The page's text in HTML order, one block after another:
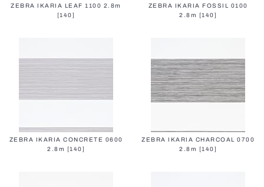
ZEBRA IKARIA LEAF 1100 2.8m
[140]
ZEBRA IKARIA FOSSIL 0100
2.8m [140]
ZEBRA IKARIA CONCRETE 0600
2.8m [140]
ZEBRA IKARIA CHARCOAL 0700
2.8m [140]